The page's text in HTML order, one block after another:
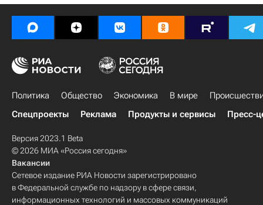
Политика Общество Экономика В мире
Спецпроекты
Реклама Продукты и сервисы Пресс-
Версия 2023.1 Beta
© 2026 МИА «Россия сегодня»
Вакансии
Сетевое издание РИА Новости зарегистрировано
в Федеральной службе по надзору в сфере связи,
информационных технологий и массовых коммуникаций